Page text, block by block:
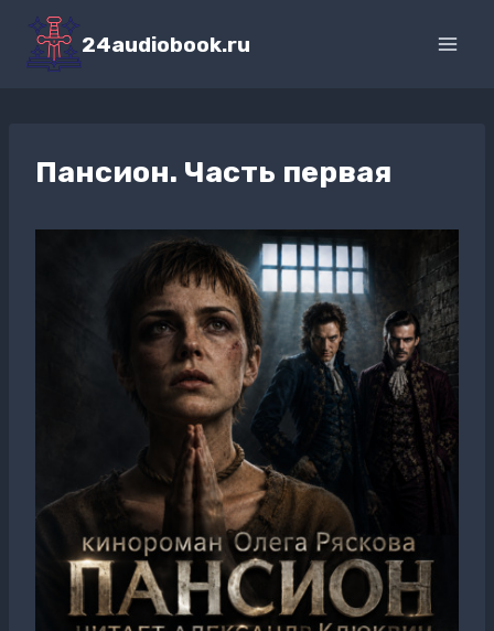
Перейти
содержимому
24audiobook.ru
Пансион. Часть первая